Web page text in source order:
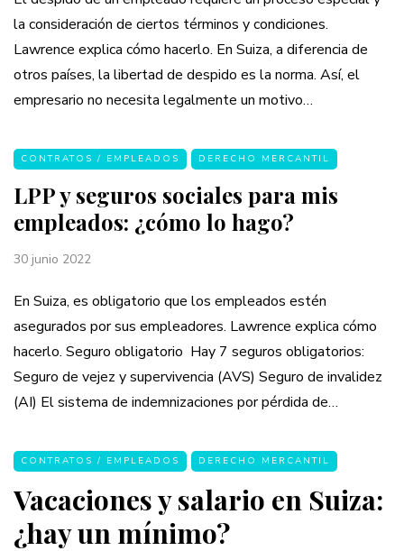
la consideración de ciertos términos y condiciones.
Lawrence explica cómo hacerlo. En Suiza, a diferencia de
otros países, la libertad de despido es la norma. Así, el
empresario no necesita legalmente un motivo…
CONTRATOS / EMPLEADOS DERECHO MERCANTIL
LPP y seguros sociales para mis
empleados: ¿cómo lo hago?
30 junio 2022
En Suiza, es obligatorio que los empleados estén
asegurados por sus empleadores. Lawrence explica cómo
hacerlo. Seguro obligatorio Hay 7 seguros obligatorios:
Seguro de vejez y supervivencia (AVS) Seguro de invalidez
(AI) El sistema de indemnizaciones por pérdida de…
CONTRATOS / EMPLEADOS DERECHO MERCANTIL
Vacaciones y salario en Suiza:
¿hay un mínimo?